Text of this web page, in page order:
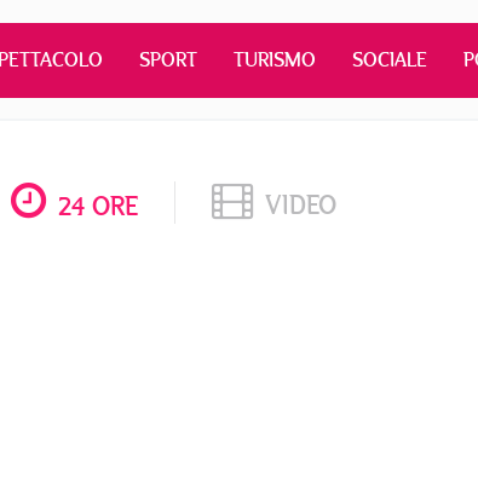
SPORT TURISMO SOCIALE
24 ORE VIDEO